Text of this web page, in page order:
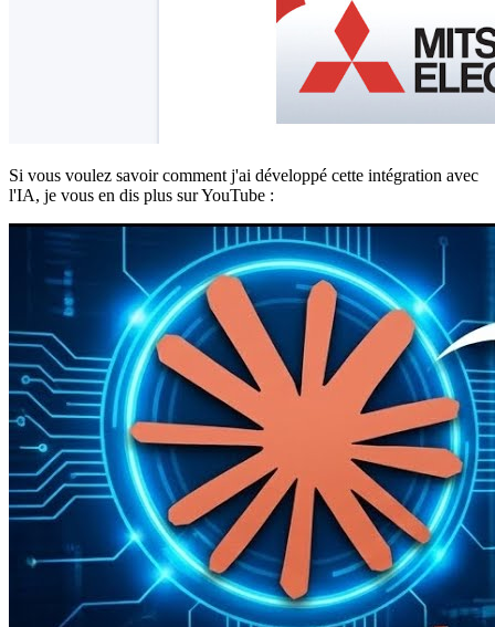
Si vous voulez savoir comment j'ai développé cette intégration avec
l'IA, je vous en dis plus sur YouTube :